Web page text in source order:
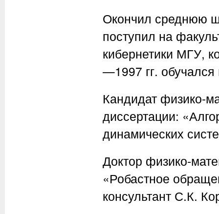
Окончил среднюю
поступил на
кибернетики МГУ,
—1997 гг.
Кандидат физико-
диссертации:
динамических
Доктор физико-
«Робастное
консультант С.К.